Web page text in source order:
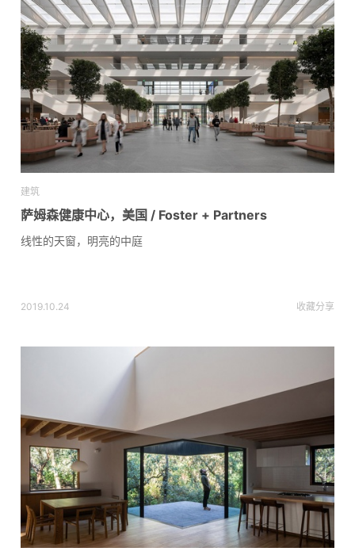
建筑
萨姆森健康中心，美国 / Foster + Partners
线性的天窗，明亮的中庭
2019.10.24 收藏分享